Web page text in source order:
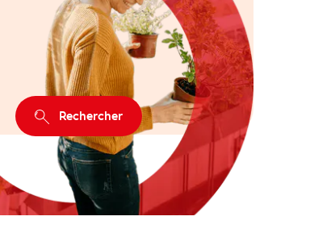
Rechercher